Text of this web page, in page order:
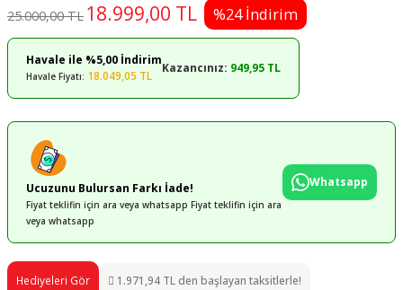
25.000,00 TL 18.999,00 TL %24 İndirim
Havale ile %5,00 İndirim
Havale Fiyatı: 18.049,05 TL
Kazancınız: 949,95 TL
Ucuzunu Bulursan Farkı İade!
Fiyat teklifin için ara veya whatsapp Fiyat teklifin için ara
veya whatsapp
Whatsapp
Hediyeleri Gör 1.971,94 TL den başlayan taksitlerle!